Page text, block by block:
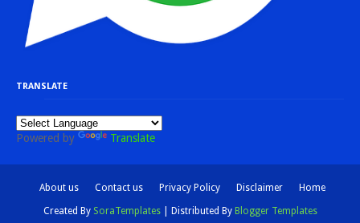
TRANSLATE
Powered by Translate
About us Contact us Privacy Policy Disclaimer Home
Created By SoraTemplates| Distributed By Blogger Templates